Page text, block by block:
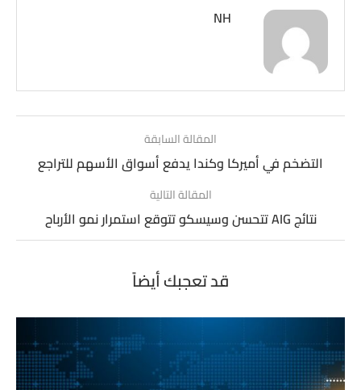
NH
المقالة السابقة
التضخم في أميركا وكندا يدفع أسواق الأسهم للتراجع
المقالة التالية
نتائج AIG تتحسن وسيسكو تتوقع استمرار نمو الأرباح
قد تعجبك أيضاً